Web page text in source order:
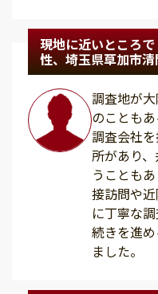
現地に近いところ
性、埼玉県草加市
調査地が
のことも
調査会社
所があり
うことも
接訪問や
に丁寧な
続きを進
ました。